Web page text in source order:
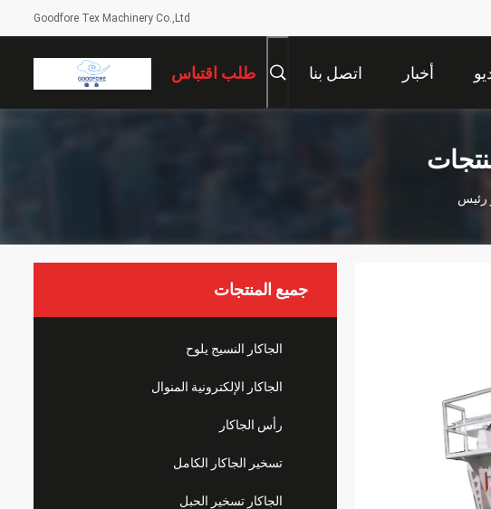
Goodfore Tex Machinery Co.,Ltd
أخبار اتصل بنا طلب اقتباس
جميع المنتجات
الجاكار النسيج يلوح
الجاكار الإلكترونية المنوال
رأس الجاكار
تسخير الجاكار الكامل
الجاكار تسخير الحبل